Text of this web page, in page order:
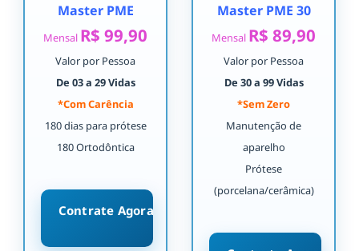
Master PME
Mensal R$ 99,90
Valor por Pessoa
De 03 a 29 Vidas
*Com Carência
180 dias para prótese
180 Ortodôntica
Contrate Agora
Master PME 30
Mensal R$ 89,90
Valor por Pessoa
De 30 a 99 Vidas
*Sem Zero
Manutenção de
aparelho
Prótese
(porcelana/cerâmica)